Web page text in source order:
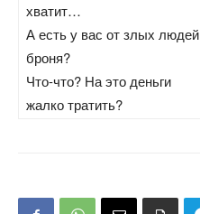
хватит…
А есть у вас от злых людей
броня?
Что-что? На это деньги
жалко тратить?